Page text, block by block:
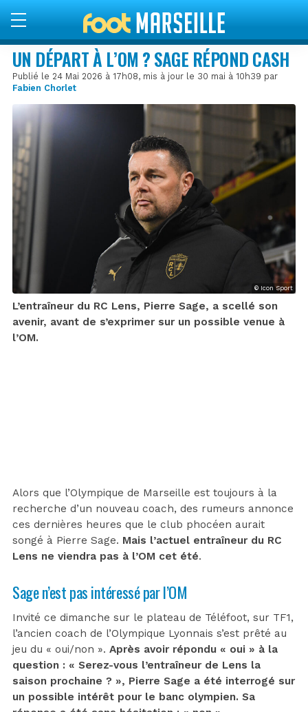
UN DÉPART À L’OM ? SAGE RÉPOND CASH
Publié le 24 Mai 2026 à 17h08, mis à jour le 30 mai à 10h39 par
Fabien Chorlet
© Icon Sport
L’entraîneur du RC Lens, Pierre Sage, a scellé son
avenir, avant de s’exprimer sur un possible venue à
l’OM.
Alors que l’Olympique de Marseille est toujours à la
recherche d’un nouveau coach, des rumeurs annonce
ces dernières heures que le club phocéen aurait
songé à Pierre Sage. Mais l’actuel entraîneur du RC
Lens ne viendra pas à l’OM cet été.
Sage n’est pas intéressé par l’OM
Invité ce dimanche sur le plateau de Téléfoot, sur TF1,
l’ancien coach de l’Olympique Lyonnais s’est prêté au
jeu du « oui/non ». Après avoir répondu « oui » à la
question : « Serez-vous l’entraîneur de Lens la
saison prochaine ? », Pierre Sage a été interrogé sur
un possible intérêt pour le banc olympien. Sa